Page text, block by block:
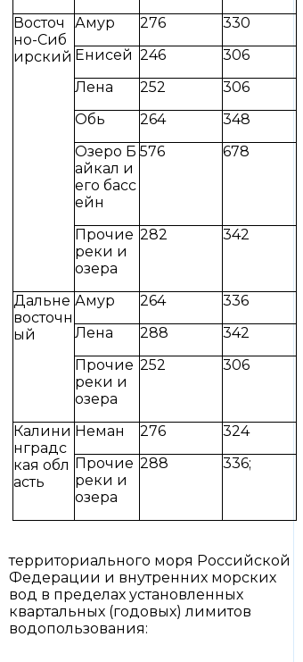
Восточ
но-Сиб
ирский
Амур 276
330
Енисей 246
306
Лена
252
306
Обь
264
348
Озеро Б
айкал и
его басс
ейн
576 678
Прочие
реки и
озера
282 342
Дальне
восточн
ый
Амур 264
336
Лена
288
342
Прочие
реки и
озера
252 306
Калини
нградс
кая обл
асть
Неман 276
324
Прочие
реки и
озера
288 336;
территориального моря Российской
Федерации и внутренних морских
вод в пределах установленных
квартальных (годовых) лимитов
водопользования: